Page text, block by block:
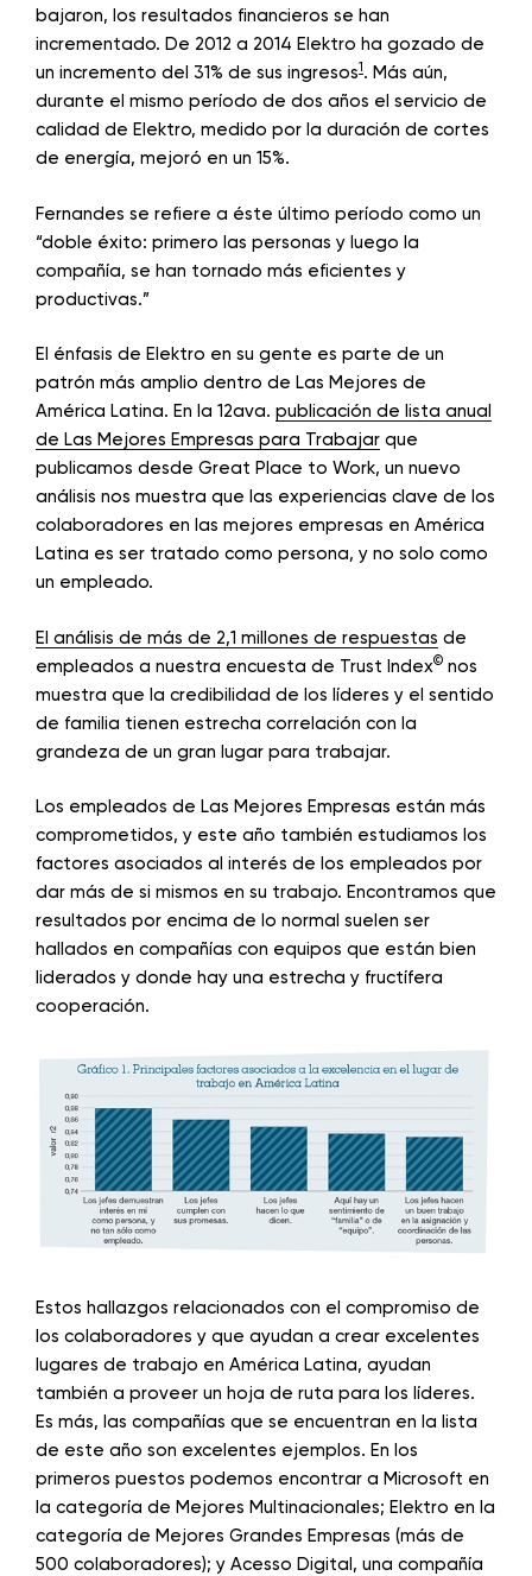
bajaron, los resultados financieros se han
incrementado. De 2012 a 2014 Elektro ha gozado de
un incremento del 31% de sus ingresos1 . Más aún,
durante el mismo período de dos años el servicio de
calidad de Elektro, medido por la duración de cortes
de energía, mejoró en un 15%.
Fernandes se refiere a éste último período como un
“doble éxito: primero las personas y luego la
compañía, se han tornado más eficientes y
productivas.”
El énfasis de Elektro en su gente es parte de un
patrón más amplio dentro de Las Mejores de
América Latina. En la 12ava. publicación de lista anual
de Las Mejores Empresas para Trabajar que
publicamos desde Great Place to Work, un nuevo
análisis nos muestra que las experiencias clave de los
colaboradores en las mejores empresas en América
Latina es ser tratado como persona, y no solo como
un empleado.
El análisis de más de 2,1 millones de respuestas de
empleados a nuestra encuesta de Trust Index© nos
muestra que la credibilidad de los líderes y el sentido
de familia tienen estrecha correlación con la
grandeza de un gran lugar para trabajar.
Los empleados de Las Mejores Empresas están más
comprometidos, y este año también estudiamos los
factores asociados al interés de los empleados por
dar más de si mismos en su trabajo. Encontramos que
resultados por encima de lo normal suelen ser
hallados en compañías con equipos que están bien
liderados y donde hay una estrecha y fructífera
cooperación.
Estos hallazgos relacionados con el compromiso de
los colaboradores y que ayudan a crear excelentes
lugares de trabajo en América Latina, ayudan
también a proveer un hoja de ruta para los líderes.
Es más, las compañías que se encuentran en la lista
de este año son excelentes ejemplos. En los
primeros puestos podemos encontrar a Microsoft en
la categoría de Mejores Multinacionales; Elektro en la
categoría de Mejores Grandes Empresas (más de
500 colaboradores); y Acesso Digital, una compañía